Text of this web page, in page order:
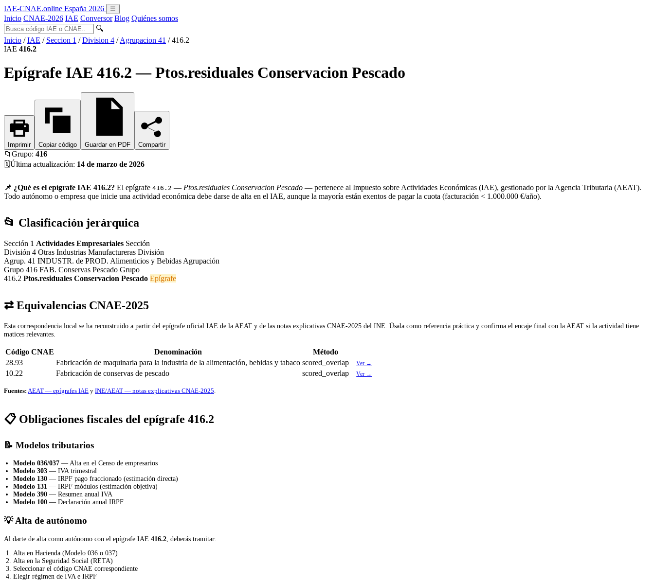
IAE-CNAE.online España 2026 ☰
Inicio CNAE-2026 IAE Conversor Blog Quiénes somos
🔍
Inicio / IAE / Seccion 1 / Division 4 / Agrupacion 41 / 416.2
IAE 416.2
Epígrafe IAE 416.2 — Ptos.residuales Conservacion Pescado
Imprimir Copiar código Guardar en PDF Compartir
📁 Grupo: 416
🗓️Última actualización: 14 de marzo de 2026
📌 ¿Qué es el epígrafe IAE 416.2? El epígrafe 416.2 — Ptos.residuales Conservacion Pescado — pertenece al Impuesto sobre Actividades Económicas (IAE), gestionado por la Agencia Tributaria (AEAT).
Todo autónomo o empresa que inicie una actividad económica debe darse de alta en el IAE, aunque la mayoría están exentos de pagar la cuota (facturación < 1.000.000 €/año).
📂 Clasificación jerárquica
Sección 1 Actividades Empresariales Sección
División 4 Otras Industrias Manufactureras División
Agrup. 41 INDUSTR. de PROD. Alimenticios y Bebidas Agrupación
Grupo 416 FAB. Conservas Pescado Grupo
416.2 Ptos.residuales Conservacion Pescado Epígrafe
⇄ Equivalencias CNAE-2025
Esta correspondencia local se ha reconstruido a partir del epígrafe oficial IAE de la AEAT y de las notas explicativas CNAE-2025 del INE. Úsala como referencia práctica y confirma el encaje final con la AEAT si la actividad tiene
matices relevantes.
Código CNAE Denominación
Método
28.93
Fabricación de maquinaria para la industria de la alimentación, bebidas y tabaco scored_overlap Ver →
10.22 Fabricación de conservas de pescado scored_overlap Ver →
Fuentes: AEAT — epígrafes IAE y INE/AEAT — notas explicativas CNAE-2025
📋 Obligaciones fiscales del epígrafe 416.2
📝 Modelos tributarios
Modelo 036/037 — Alta en el Censo de empresarios
Modelo 303 — IVA trimestral
Modelo 130 — IRPF pago fraccionado (estimación directa)
Modelo 131 — IRPF módulos (estimación objetiva)
Modelo 390 — Resumen anual IVA
Modelo 100 — Declaración anual IRPF
💡 Alta de autónomo
Al darte de alta como autónomo con el epígrafe IAE 416.2 , deberás tramitar:
Alta en Hacienda (Modelo 036 o 037)
Alta en la Seguridad Social (RETA)
Seleccionar el código CNAE correspondiente
Elegir régimen de IVA e IRPF